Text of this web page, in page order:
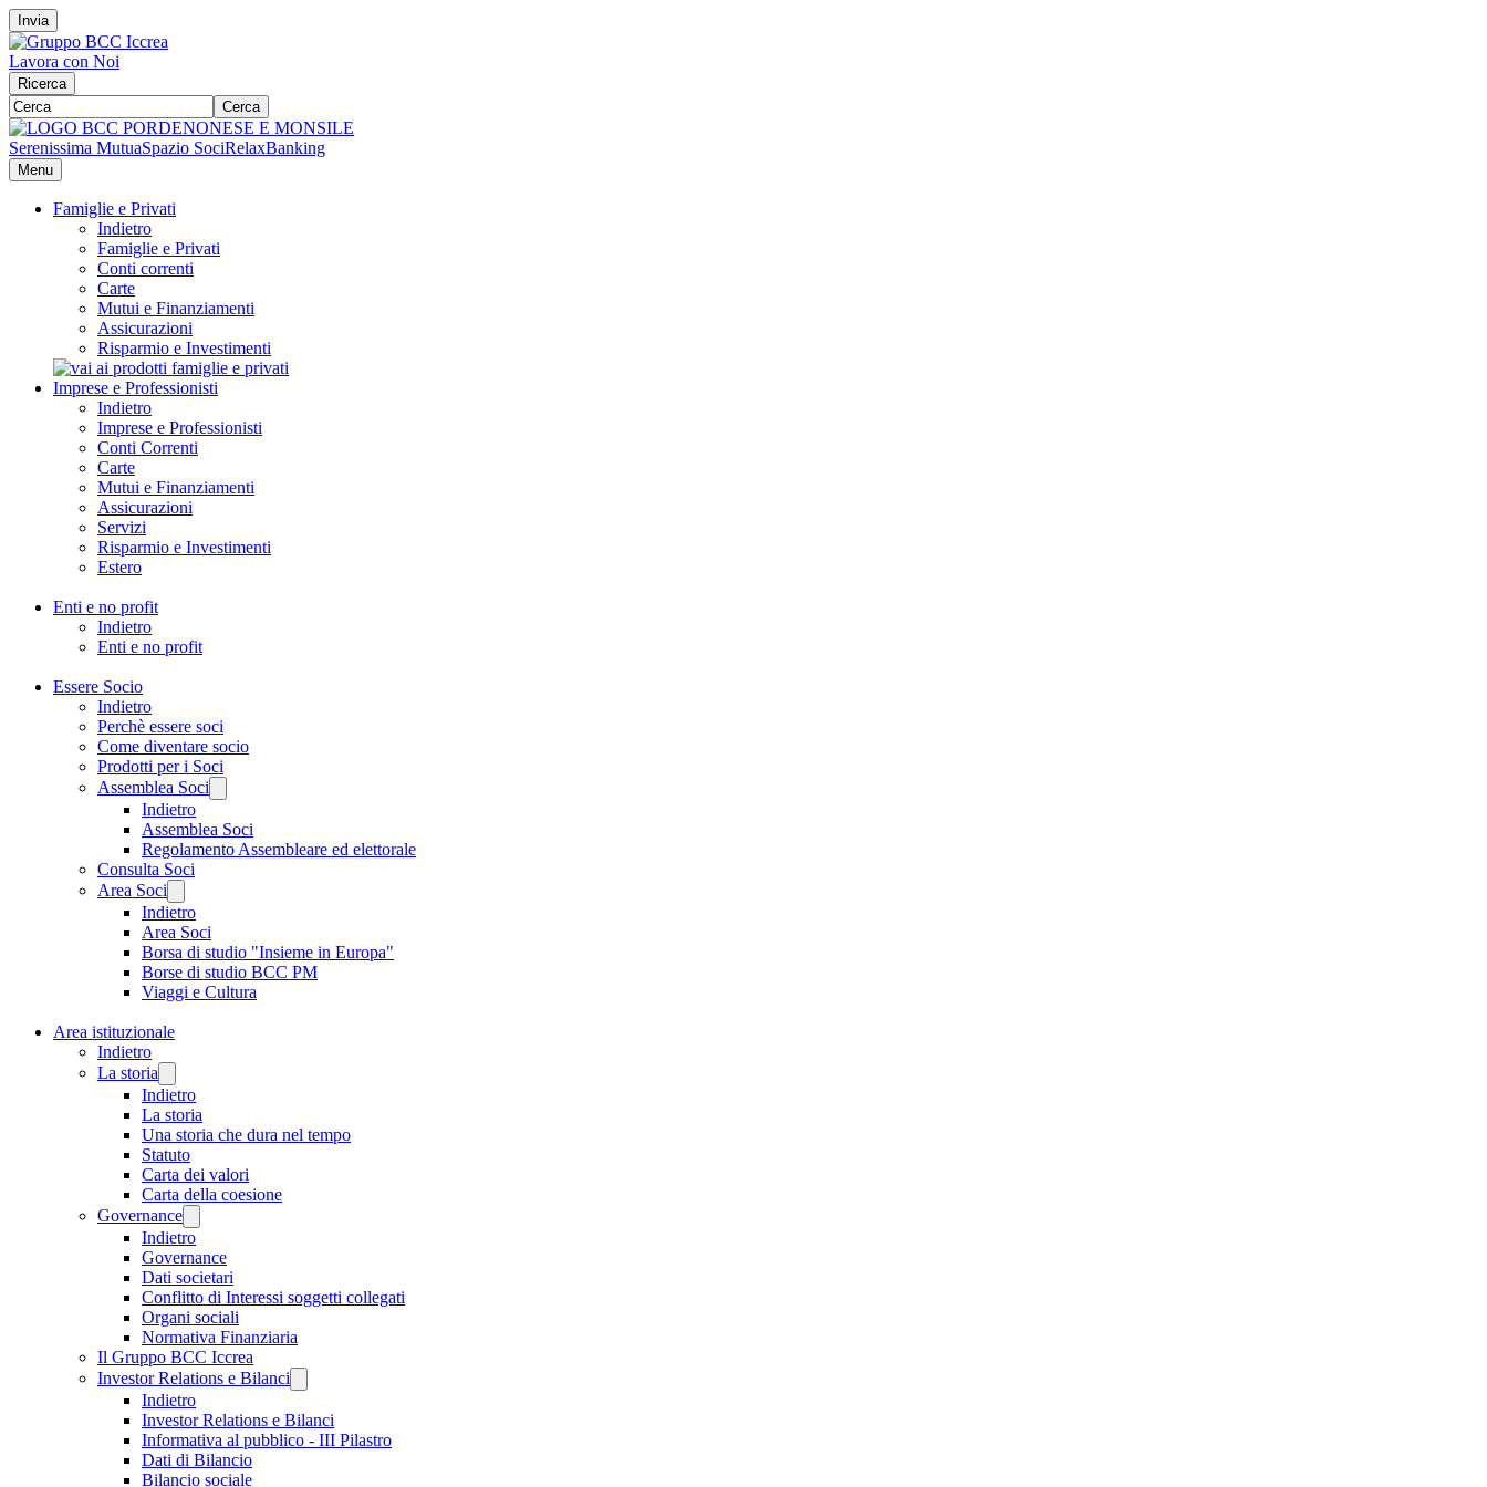
Invia
Lavora con Noi
Ricerca
Cerca
Serenissima MutuaSpazio SociRelaxBanking
Menu
Famiglie e Privati
Indietro
Famiglie e Privati
Conti correnti
Carte
Mutui e Finanziamenti
Assicurazioni
Risparmio e Investimenti
Imprese e Professionisti
Indietro
Imprese e Professionisti
Conti Correnti
Carte
Mutui e Finanziamenti
Assicurazioni
Servizi
Risparmio e Investimenti
Estero
Enti e no profit
Indietro
Enti e no profit
Essere Socio
Indietro
Perchè essere soci
Come diventare socio
Prodotti per i Soci
Assemblea Soci
Indietro
Assemblea Soci
Regolamento Assembleare ed elettorale
Consulta Soci
Area Soci
Indietro
Area Soci
Borsa di studio "Insieme in Europa"
Borse di studio BCC PM
Viaggi e Cultura
Area istituzionale
Indietro
La storia
Indietro
La storia
Una storia che dura nel tempo
Statuto
Carta dei valori
Carta della coesione
Governance
Indietro
Governance
Dati societari
Conflitto di Interessi soggetti collegati
Organi sociali
Normativa Finanziaria
Il Gruppo BCC Iccrea
Investor Relations e Bilanci
Indietro
Investor Relations e Bilanci
Informativa al pubblico - III Pilastro
Dati di Bilancio
Bilancio sociale